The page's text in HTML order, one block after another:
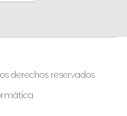
derechos reservados